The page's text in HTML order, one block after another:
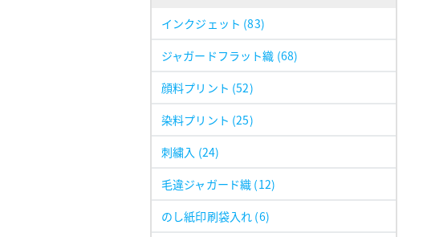
インクジェット (83)
ジャガードフラット織 (68)
顔料プリント (52)
染料プリント (25)
刺繍入 (24)
毛違ジャガード織 (12)
のし紙印刷袋入れ (6)